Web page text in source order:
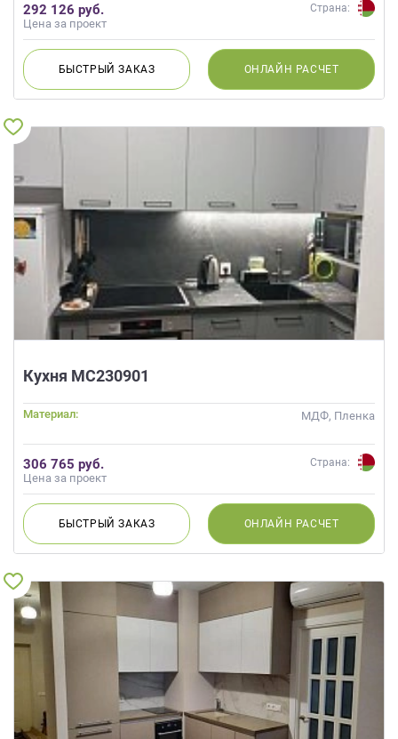
292 126 руб.
Цена за проект
Страна:
БЫСТРЫЙЗАКАЗ ОНЛАЙН РАСЧЕТ
Кухня МС230901
Материал: МДФ, Пленка
306 765 руб.
Цена за проект
Страна:
БЫСТРЫЙЗАКАЗ ОНЛАЙН РАСЧЕТ